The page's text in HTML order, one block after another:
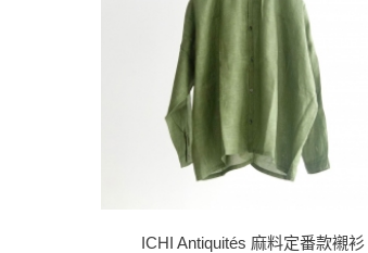
ICHI Antiquités 麻料定番款襯衫